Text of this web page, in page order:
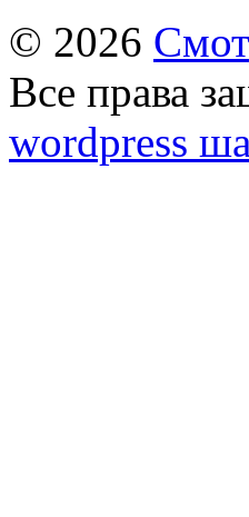
© 2026
Все права
wordpress